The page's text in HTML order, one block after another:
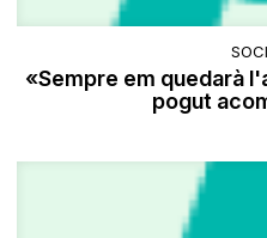
«Sempre em quedarà
pogut